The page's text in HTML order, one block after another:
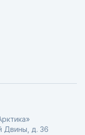
Двины, д. 36